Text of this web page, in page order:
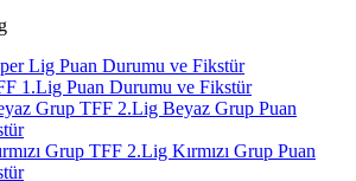
Lig Puan Durumu ve Fikstür
1.Lig Puan Durumu ve Fikstür
TFF 2.Lig Beyaz Grup Puan
TFF 2.Lig Kırmızı Grup Puan